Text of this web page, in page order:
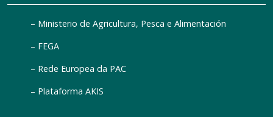
Ministerio de Agricultura, Pesca e Alimentación
FEGA
Rede Europea da PAC
Plataforma AKIS